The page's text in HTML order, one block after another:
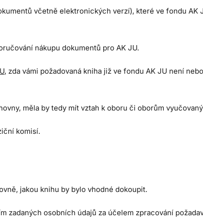
včetně elektronických verzí), které ve fondu
nákupu dokumentů pro AK JU.
, zda vámi požadovaná kniha již ve fondu AK JU není
měla by tedy mít vztah k oboru či oborům
komisí.
jakou knihu by bylo vhodné dokoupit.
zadaných osobních údajů za účelem zpracování